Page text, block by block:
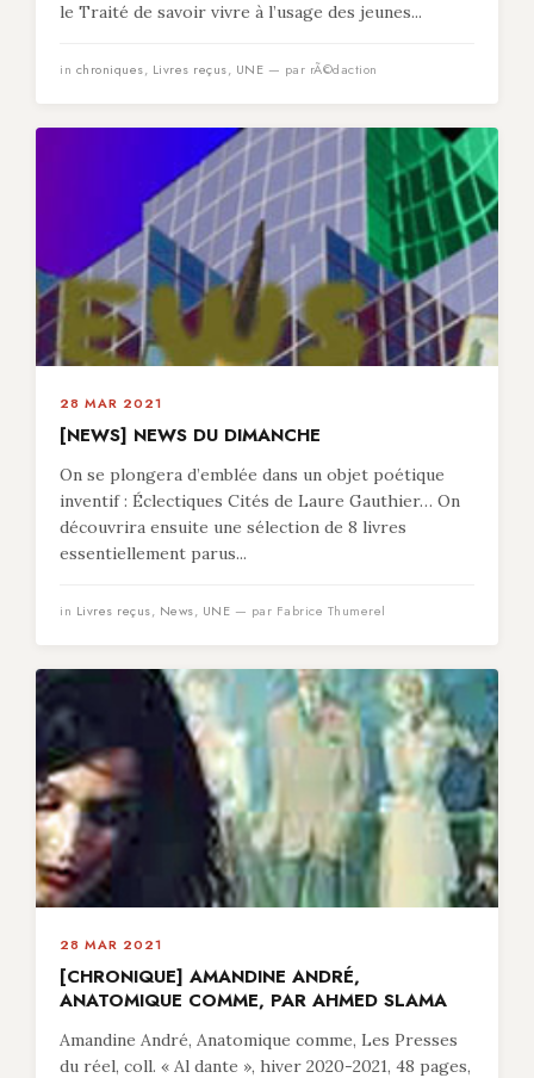
le Traité de savoir vivre à l’usage des jeunes...
in chroniques, Livres reçus, UNE — par rÃ©daction
28 MAR 2021
[NEWS] NEWS DU DIMANCHE
On se plongera d’emblée dans un objet poétique
inventif : Éclectiques Cités de Laure Gauthier… On
découvrira ensuite une sélection de 8 livres
essentiellement parus...
in Livres reçus, News, UNE — par Fabrice Thumerel
28 MAR 2021
[CHRONIQUE] AMANDINE ANDRÉ,
ANATOMIQUE COMME, PAR AHMED SLAMA
Amandine André, Anatomique comme, Les Presses
du réel, coll. « Al dante », hiver 2020-2021, 48 pages,